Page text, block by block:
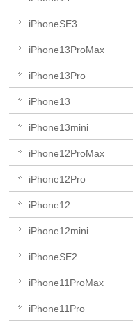
iPhoneSE3
iPhone13ProMax
iPhone13Pro
iPhone13
iPhone13mini
iPhone12ProMax
iPhone12Pro
iPhone12
iPhone12mini
iPhoneSE2
iPhone11ProMax
iPhone11Pro